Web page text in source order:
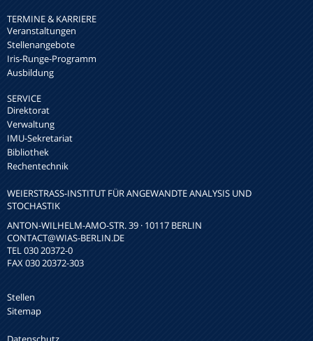
TERMINE & KARRIERE
Veranstaltungen
Stellenangebote
Iris-Runge-Programm
Ausbildung
SERVICE
Direktorat
Verwaltung
IMU-Sekretariat
Bibliothek
Rechentechnik
WEIERSTRASS-INSTITUT FÜR ANGEWANDTE ANALYSIS UND S
TOCHASTIK
ANTON-WILHELM-AMO-STR. 39 · 10117 BERLIN
CONTACT@WIAS-BERLIN.DE
TEL 030 20372-0
FAX 030 20372-303
Stellen
Sitemap